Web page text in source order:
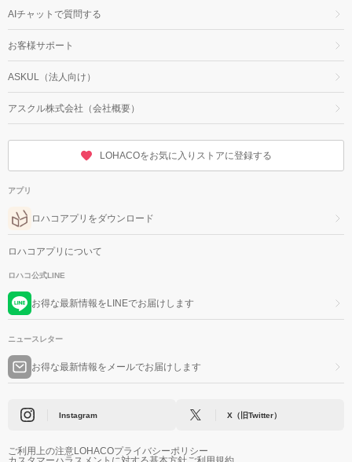
AIチャットで質問する
お客様サポート
ASKUL（法人向け）
アスクル株式会社（会社概要）
LOHACOをお気に入りストアに登録する
アプリ
ロハコアプリをダウンロード
ロハコアプリについて
ロハコ公式LINE
お得な最新情報をLINEでお届けします
ニュースレター
お得な最新情報をメールでお届けします
Instagram X（旧Twitter）
ご利用上の注意LOHACOプライバシーポリシー